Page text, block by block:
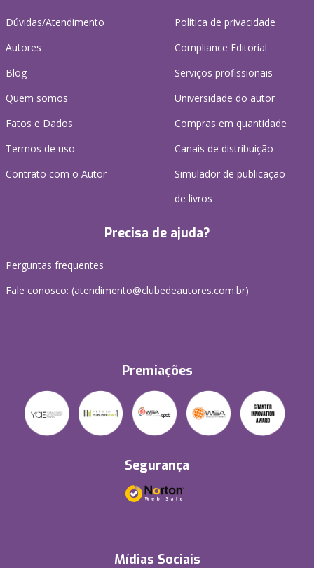
Dúvidas/Atendimento
Autores
Blog
Quem somos
Fatos e Dados
Termos de uso
Contrato com o Autor
Política de privacidade
Compliance Editorial
Serviços profissionais
Universidade do autor
Compras em quantidade
Canais de distribuição
Simulador de publicação
de livros
Precisa de ajuda?
Perguntas frequentes
Fale conosco: (atendimento@clubedeautores.com.br)
Premiações
Segurança
Mídias Sociais